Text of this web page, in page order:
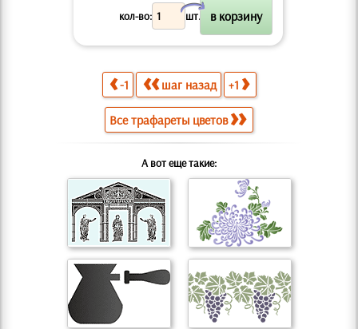
кол-во: шт.
X
-1 шаг назад +1
Все трафареты цветов
А вот еще такие: